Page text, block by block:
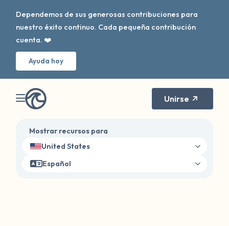
Dependemos de sus generosas contribuciones para
nuestro éxito continuo. Cada pequeña contribución
cuenta. ❤️
Ayuda hoy
Unirse
Mostrar recursos para
United States
Español